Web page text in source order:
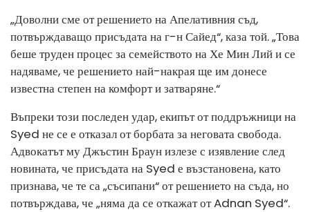
„Доволни сме от решението на Апелативния съд,
потвърждаващо присъдата на г-н Сайед“, каза той. „Това
беше труден процес за семейството на Хе Мин Лий и се
надяваме, че решението най-накрая ще им донесе
известна степен на комфорт и затваряне.“
Въпреки този последен удар, екипът от поддръжници на
Syed не се е отказал от борбата за неговата свобода.
Адвокатът му Джъстин Браун излезе с изявление след
новината, че присъдата на Syed е възстановена, като
признава, че те са „съсипани“ от решението на съда, но
потвърждава, че „няма да се откажат от Adnan Syed“.